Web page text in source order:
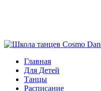
Главная
Для Детей
Танцы
Расписание